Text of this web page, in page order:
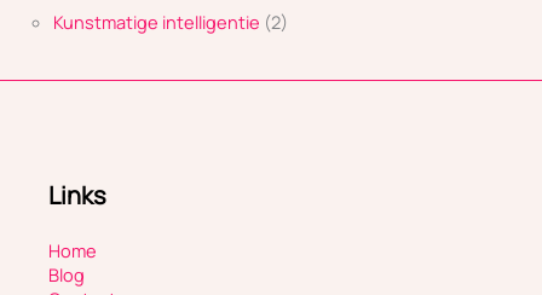
Kunstmatige intelligentie (2)
Links
Home
Blog